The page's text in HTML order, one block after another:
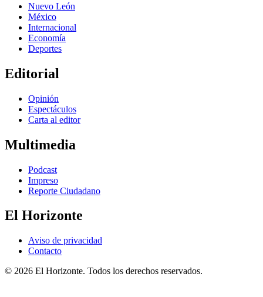
Nuevo León
México
Internacional
Economía
Deportes
Editorial
Opinión
Espectáculos
Carta al editor
Multimedia
Podcast
Impreso
Reporte Ciudadano
El Horizonte
Aviso de privacidad
Contacto
© 2026 El Horizonte. Todos los derechos reservados.